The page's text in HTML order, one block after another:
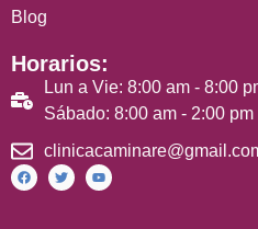
Blog
Horarios:
Lun a Vie: 8:00 am - 8:00
Sábado: 8:00 am - 2:00 pm